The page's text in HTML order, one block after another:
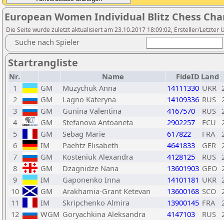
European Women Individual Blitz Chess
Die Seite wurde zuletzt aktualisiert am 23.10.2017 18:09:02, Ersteller/Letzter
Suche nach Spieler
Startrangliste
Nr. Name FideID Land
1
GM Muzychuk Anna 14111330 UKR
2
GM Lagno Kateryna 14109336 RUS
3
GM Gunina Valentina 4167570 RUS
4
GM Stefanova Antoaneta 2902257 ECU
5
GM Sebag Marie 617822 FRA
6
IM Paehtz Elisabeth 4641833 GER
7
GM Kosteniuk Alexandra 4128125 RUS
8
GM Dzagnidze Nana 13601903 GEO
9
IM Gaponenko Inna 14101181 UKR
10
GM Arakhamia-Grant Ketevan 13600168 SCO
11
IM Skripchenko Almira 13900145 FRA
12
WGM Goryachkina Aleksandra 4147103 RUS